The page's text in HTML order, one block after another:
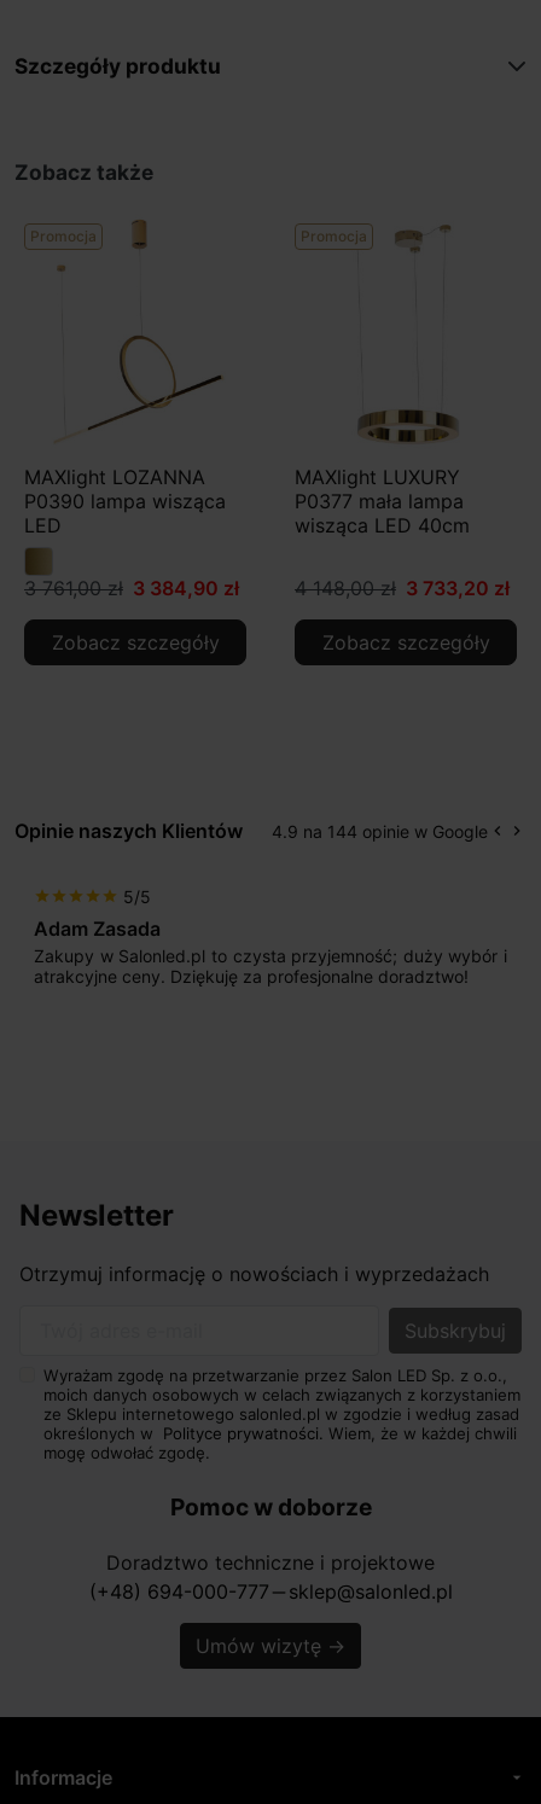
Szczegóły produktu
Zobacz także
Promocja
MAXlight LOZANNA
P0390 lampa wisząca
LED
3 761,00 zł 3 384,90 zł
Zobacz szczegóły
Promocja
MAXlight LUXURY
P0377 mała lampa
wisząca LED 40cm
4 148,00 zł 3 733,20 zł
Zobacz szczegóły
Opinie naszych Klientów 4.9 na 144 opinie w Google keyboard_arrow_left keyboard_arrow_right
star star star star star 5/5
Adam Zasada
Zakupy w Salonled.pl to czysta przyjemność; duży wybór i
atrakcyjne ceny. Dziękuję za profesjonalne doradztwo!
Newsletter
Otrzymuj informację o nowościach i wyprzedażach
Wyrażam zgodę na przetwarzanie przez Salon LED Sp. z o.o.,
moich danych osobowych w celach związanych z korzystaniem
ze Sklepu internetowego salonled.pl w zgodzie i według zasad
określonych w Polityce prywatności. Wiem, że w każdej chwili
mogę odwołać zgodę.
Pomoc w doborze
Doradztwo techniczne i projektowe
(+48) 694-000-777 horizontal_rule sklep@salonled.pl
Umów wizytę →
Informacje arrow_drop_down